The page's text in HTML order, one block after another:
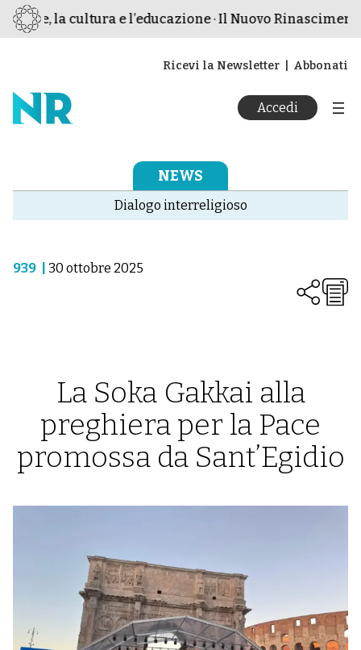
la cultura e l’educazione · Il Nuovo Rinascimento ·
Ricevi la Newsletter Abbonati
Accedi
NEWS
Dialogo interreligioso
939 30 ottobre 2025
La Soka Gakkai alla
preghiera per la Pace
promossa da Sant’Egidio